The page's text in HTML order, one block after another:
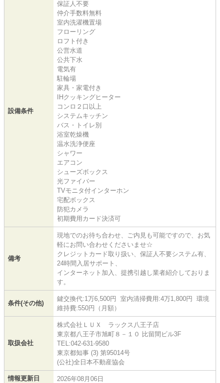
設備条件
保証人不要
仲介手数料無料
室内洗濯機置場
フローリング
ロフト付き
公営水道
公共下水
電気有
駐輪場
家具・家電付き
IHクッキングヒーター
コンロ２口以上
システムキッチン
バス・トイレ別
浴室乾燥機
温水洗浄便座
シャワー
エアコン
シューズボックス
光ファイバー
TVモニタ付インターホン
宅配ボックス
防犯カメラ
初期費用カード決済可
備考
現地でのお待ち合わせ、ご内見も可能ですので、お気
軽にお問い合わせくださいませ☆
クレジットカード取り扱い、保証人不要システム有、
24時間入居サポート、
インターネット加入、提携引越し業者紹介しておりま
す。
条件(その他)
鍵交換代:1万6,500円 室内清掃費用:4万1,800円 環境
維持費:550円（月額）
取扱会社
株式会社ＬＵＸ ラックス八王子店
東京都八王子市旭町８－１０ 比留間ビル3F
TEL:042-631-9580
東京都知事 (3) 第95014号
(公社)全日本不動産協会
情報更新日 2026年08月06日